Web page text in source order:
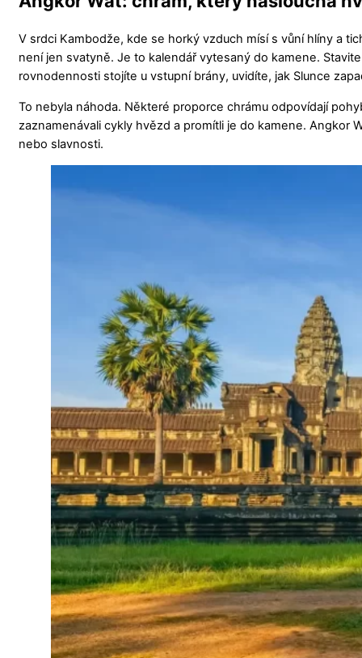
V srdci Kambodže, kde se horký vzduch mísí s vůní hlíny a
není jen svatyně. Je to kalendář vytesaný do kamene.
rovnodennosti stojíte u vstupní brány, uvidíte, jak Slunce
To nebyla náhoda. Některé proporce chrámu odpovídají
zaznamenávali cykly hvězd a promítli je do kamene. Angkor
nebo slavnosti.